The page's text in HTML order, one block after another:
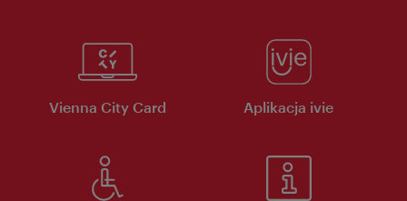
Vienna City Card Aplikacja ivie